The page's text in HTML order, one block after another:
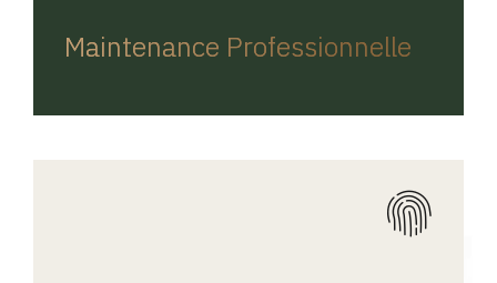
Maintenance Professionnelle